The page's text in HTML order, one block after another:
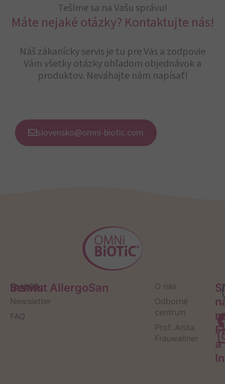
Tešíme sa na Vašu správu!
Máte nejaké otázky? Kontaktujte nás!
Náš zákanícky servis je tu pre Vás a zodpovie
Vám všetky otázky ohľadom objednávok a
produktov. Neváhajte nám napísať!
slovensko@omni-biotic.com
Servis
Kontakt
Newsletter
FAQ
Institut AllergoSan
O nás
Odborné
centrum
Prof. Anita
Frauwallner
a